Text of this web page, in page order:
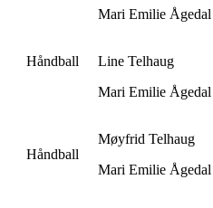
Mari Emilie Ågedal
Håndball
Line Telhaug
Mari Emilie Ågedal
Håndball
Møyfrid Telhaug
Mari Emilie Ågedal